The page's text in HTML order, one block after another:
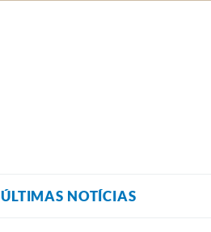
ÚLTIMAS NOTÍCIAS